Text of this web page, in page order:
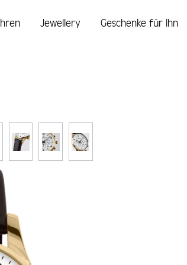
Jewellery Geschenke für Ihn